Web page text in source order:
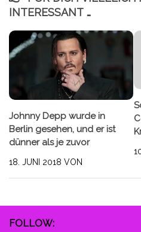
INTERESSANT …
Johnny Depp wurde in
Berlin gesehen, und er ist
dünner als je zuvor
18. JUNI 2018 VON
FOLLOW: